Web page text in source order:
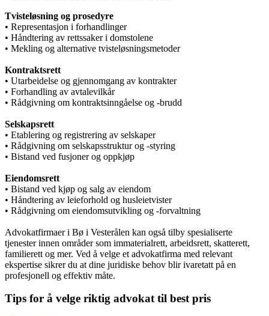
Tvisteløsning og prosedyre
• Representasjon i forhandlinger
• Håndtering av rettssaker i domstolene
• Mekling og alternative tvisteløsningsmetoder
Kontraktsrett
• Utarbeidelse og gjennomgang av kontrakter
• Forhandling av avtalevilkår
• Rådgivning om kontraktsinngåelse og -brudd
Selskapsrett
• Etablering og registrering av selskaper
• Rådgivning om selskapsstruktur og -styring
• Bistand ved fusjoner og oppkjøp
Eiendomsrett
• Bistand ved kjøp og salg av eiendom
• Håndtering av leieforhold og husleietvister
• Rådgivning om eiendomsutvikling og -forvaltning
Advokatfirmaer i Bø i Vesterålen kan også tilby spesialiserte
tjenester innen områder som immaterialrett, arbeidsrett, skatterett,
familierett og mer. Ved å velge et advokatfirma med relevant
ekspertise sikrer du at dine juridiske behov blir ivaretatt på en
profesjonell og effektiv måte.
Tips for å velge riktig advokat til best pris